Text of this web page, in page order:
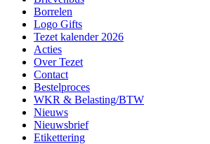
Borrelen
Logo Gifts
Tezet kalender 2026
Acties
Over Tezet
Contact
Bestelproces
WKR & Belasting/BTW
Nieuws
Nieuwsbrief
Etikettering